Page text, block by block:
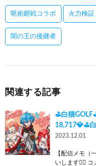
呪術廻戦コラボ 火力検証
闇の王の後継者
関連する記事
⛳白猫
18,717💎⛳
2023.12.01
【配信メモ（
いします🙇‍♂️